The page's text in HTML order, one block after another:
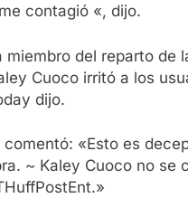
contagió «, dijo.
miembro del reparto de
Cuoco irritó a los
dijo.
«Esto es
~ Kaley Cuoco no se